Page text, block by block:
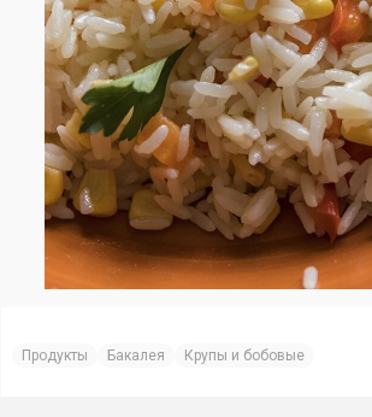
Продукты Бакалея Крупы и бобовые